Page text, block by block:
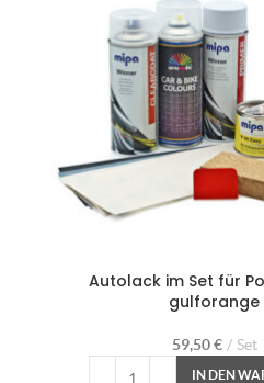
Autolack im Set für
gulforange
59,50€ Set
IN DEN